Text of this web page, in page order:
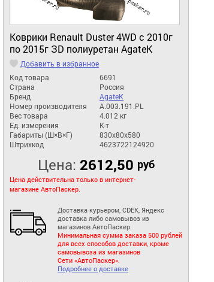
Коврики Renault Duster 4WD с 2010г
по 2015г ЗD полиуретан AgateK
Добавить в избранное
Код товара
6691
Страна
Россия
Бренд
AgateK
Номер производителя
A.003.191.PL
Вес товара
4.012 кг
Ед. измерения
К-т
Габариты (Ш×В×Г)
830x80x580
Штрихкод
4623722124920
Цена: 2612,50 руб
Цена действительна только в интернет-
магазине АвтоПаскер.
Доставка курьером, CDEK, Яндекс
доставка либо самовывоз из
магазинов АвтоПаскер.
Минимальная сумма заказа 500 рублей
для всех способов доставки, кроме
самовывоза из магазинов
Сети «АвтоПаскер».
Подробнее о доставке